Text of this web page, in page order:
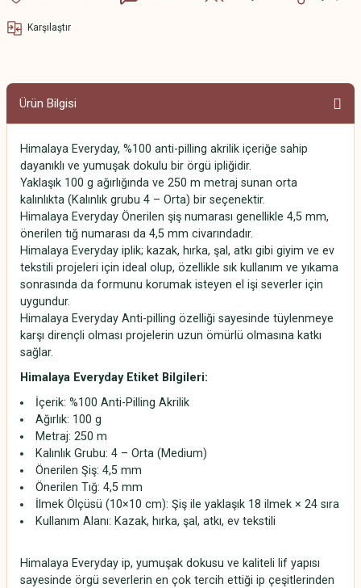
Karşılaştır
Ürün Bilgisi
Himalaya Everyday, %100 anti-pilling akrilik içeriğe sahip
dayanıklı ve yumuşak dokulu bir örgü ipliğidir.
Yaklaşık 100 g ağırlığında ve 250 m metraj sunan orta
kalınlıkta (Kalınlık grubu 4 – Orta) bir seçenektir.
Himalaya Everyday Önerilen şiş numarası genellikle 4,5 mm,
önerilen tığ numarası da 4,5 mm civarındadır.
Himalaya Everyday iplik; kazak, hırka, şal, atkı gibi giyim ve ev
tekstili projeleri için ideal olup, özellikle sık kullanım ve yıkama
sonrasında da formunu korumak isteyen el işi severler için
uygundur.
Himalaya Everyday Anti-pilling özelliği sayesinde tüylenmeye
karşı dirençli olması projelerin uzun ömürlü olmasına katkı
sağlar.
Himalaya Everyday Etiket Bilgileri:
İçerik: %100 Anti-Pilling Akrilik
Ağırlık: 100 g
Metraj: 250 m
Kalınlık Grubu: 4 – Orta (Medium)
Önerilen Şiş: 4,5 mm
Önerilen Tığ: 4,5 mm
İlmek Ölçüsü (10×10 cm): Şiş ile yaklaşık 18 ilmek × 24 sıra
Kullanım Alanı: Kazak, hırka, şal, atkı, ev tekstili
Himalaya Everyday ip, yumuşak dokusu ve kaliteli lif yapısı
sayesinde örgü severlerin en çok tercih ettiği ip çeşitlerinden